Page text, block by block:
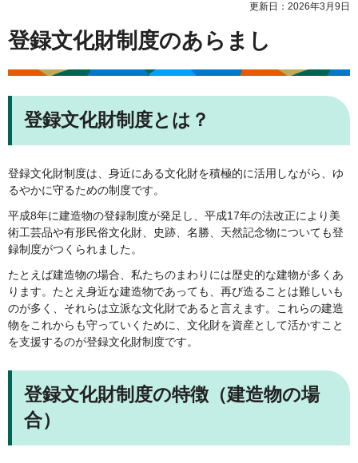
更新日：2026年3月9日
登録文化財制度のあらまし
登録文化財制度とは？
登録文化財制度は、身近にある文化財を積極的に活用しながら、ゆ
るやかに守るための制度です。
平成8年に建造物の登録制度が発足し、平成17年の法改正により美
術工芸品や有形民俗文化財、史跡、名勝、天然記念物についても登
録制度がつくられました。
たとえば建造物の場合、私たちのまわりには歴史的な建物が多くあ
ります。たとえ身近な建造物であっても、再び造ることは難しいも
のが多く、それらは立派な文化財であると言えます。これらの建造
物をこれからも守っていくために、文化財を資産として活かすこと
を支援するのが登録文化財制度です。
登録文化財制度の特徴（建造物の場
合）